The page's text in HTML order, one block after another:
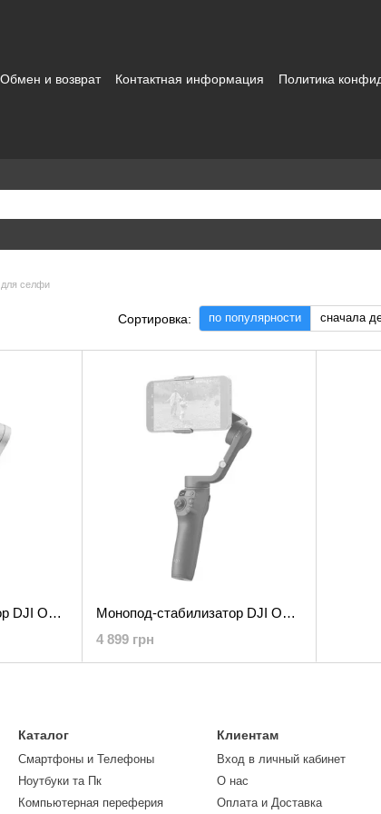
Обмен и возврат Контактная информация
Политика
селфи
Сортировка: по популярности сначала
Монопод-стабилизатор DJI Osmo Mobile SE (CP.OS.00000214.01)
Монопод-стабилизатор DJI Osmo Mobile 6 (CP.OS.00000213.01)
4 899 грн
Каталог
Смартфоны и Телефоны
Ноутбуки та Пк
Компьютерная переферия
Клиентам
Вход в личный кабинет
О нас
Оплата и Доставка